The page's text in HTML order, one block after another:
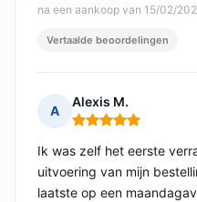
na een aankoop van 15/02/
Vertaalde beoordelingen
A
Alexis M.
Opmerking: 5 van 5
Ik was zelf het eerste
uitvoering van mijn
laatste op een